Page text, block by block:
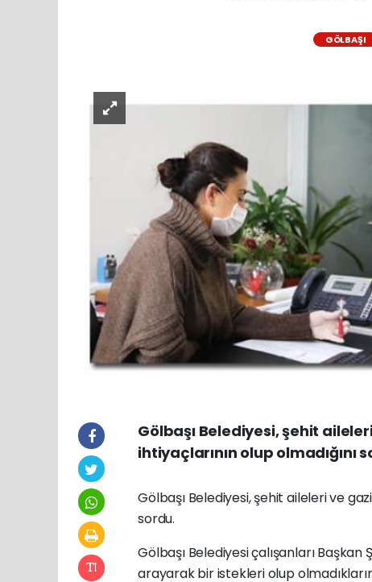
GÖLBAŞI
Gölbaşı Belediyesi, şehit
ihtiyaçlarının olup olmadığını
Gölbaşı Belediyesi, şehit aileleri ve
sordu.
Gölbaşı Belediyesi çalışanları
arayarak bir istekleri olup